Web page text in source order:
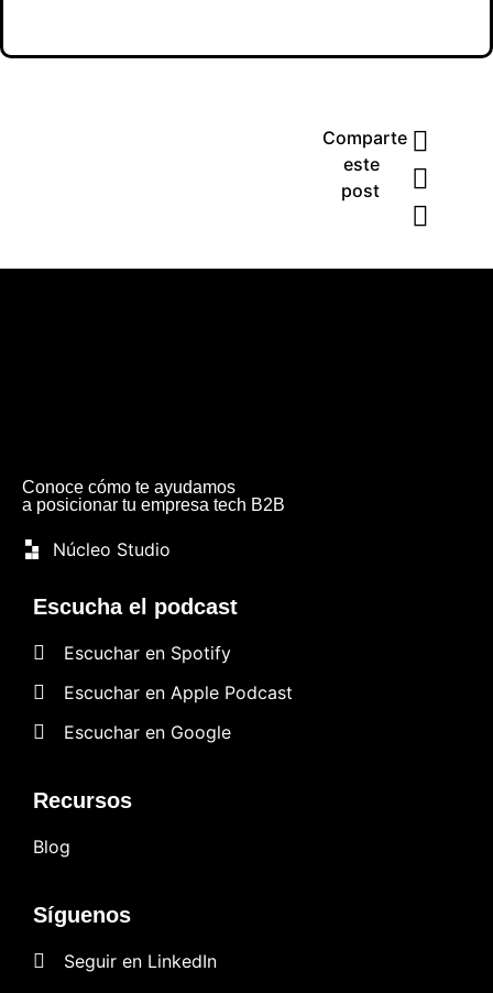
Comparte
este
post
Conoce cómo te ayudamos
a posicionar tu empresa tech B2B
Núcleo Studio
Escucha el podcast
Escuchar en Spotify
Escuchar en Apple Podcast
Escuchar en Google
Recursos
Blog
Síguenos
Seguir en LinkedIn